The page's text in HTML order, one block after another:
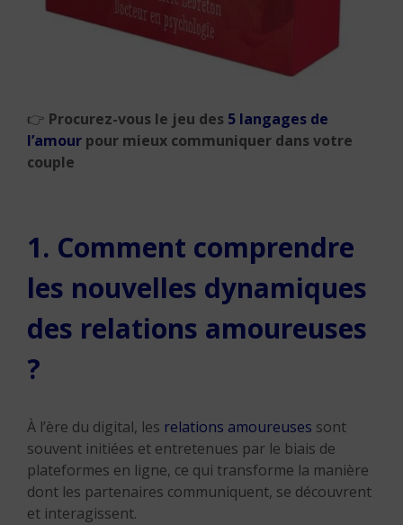
👉 Procurez-vous le jeu des 5 langages de
l’amour pour mieux communiquer dans votre
couple
1. Comment comprendre
les nouvelles dynamiques
des relations amoureuses
?
À l’ère du digital, les relations amoureuses sont
souvent initiées et entretenues par le biais de
plateformes en ligne, ce qui transforme la manière
dont les partenaires communiquent, se découvrent
et interagissent.